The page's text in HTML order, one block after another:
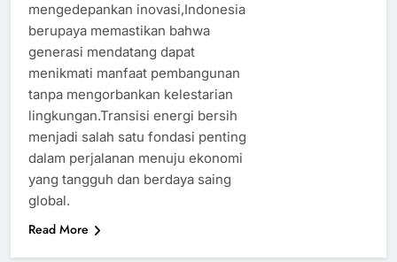
mengedepankan inovasi,Indonesia
berupaya memastikan bahwa
generasi mendatang dapat
menikmati manfaat pembangunan
tanpa mengorbankan kelestarian
lingkungan.Transisi energi bersih
menjadi salah satu fondasi penting
dalam perjalanan menuju ekonomi
yang tangguh dan berdaya saing
global.
Read More